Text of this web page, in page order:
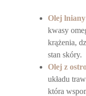
Olej
kwasy
krążenia,
stan skóry.
Olej z
układu
która